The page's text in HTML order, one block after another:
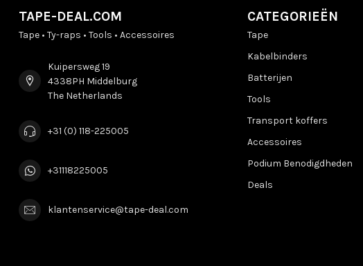
TAPE-DEAL.COM
Tape • Ty-raps • Tools • Accessoires
Kuipersweg 19
4338PH Middelburg
The Netherlands
+31 (0) 118-225005
+31118225005
klantenservice@tape-deal.com
CATEGORIEËN
Tape
Kabelbinders
Batterijen
Tools
Transport koffers
Accessoires
Podium Benodigdheden
Deals